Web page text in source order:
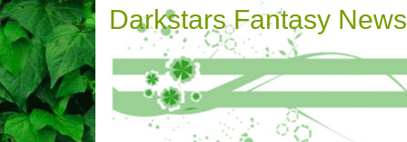
Darkstars Fantasy News